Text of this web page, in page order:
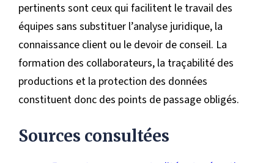
pertinents sont ceux qui facilitent le travail des
équipes sans substituer l’analyse juridique, la
connaissance client ou le devoir de conseil. La
formation des collaborateurs, la traçabilité des
productions et la protection des données
constituent donc des points de passage obligés.
Sources consultées